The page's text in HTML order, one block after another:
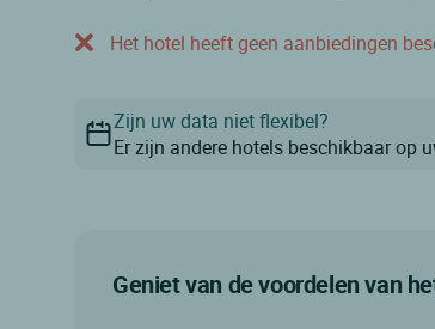
Het hotel heeft geen aanbiedingen
Zijn uw data niet flexibel?
Er zijn andere hotels beschikbaar op
Geniet van de voordelen van